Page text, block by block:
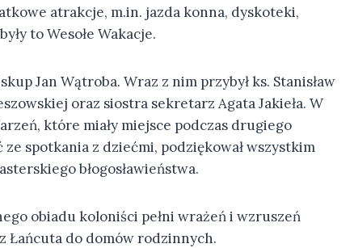
atrakcje, m.in. jazda konna, dyskoteki,
to Wesołe Wakacje.
Jan Wątroba. Wraz z nim przybył ks. Stanisław
oraz siostra sekretarz Agata Jakieła. W
które miały miejsce podczas drugiego
spotkania z dziećmi, podziękował wszystkim
błogosławieństwa.
obiadu koloniści pełni wrażeń i wzruszeń
Łańcuta do domów rodzinnych.